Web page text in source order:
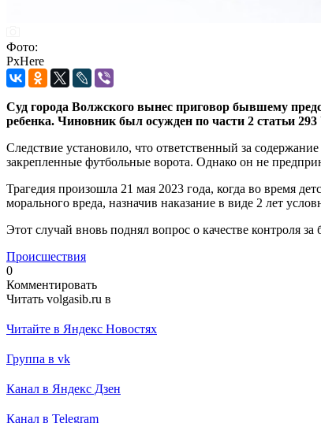
Фото:
PxHere
Суд города Волжского вынес приговор бывшему
ребенка. Чиновник был осужден по части 2 статьи
Следствие установило, что ответственный за
закрепленные футбольные ворота. Однако он не
Трагедия произошла 21 мая 2023 года, когда во время
морального вреда, назначив наказание в виде 2 лет
Этот случай вновь поднял вопрос о качестве контроля
Происшествия
0
Комментировать
Читать volgasib.ru в
Читайте в Яндекс Новостях
Группа в vk
Канал в Яндекс Дзен
Канал в Telegram